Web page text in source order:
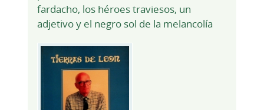
fardacho, los héroes traviesos, un
adjetivo y el negro sol de la melancolía